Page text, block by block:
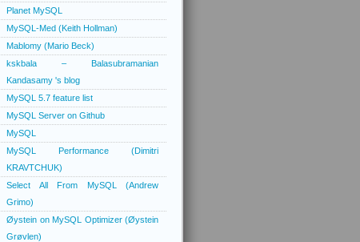
Planet MySQL
MySQL-Med (Keith Hollman)
Mablomy (Mario Beck)
kskbala – Balasubramanian
Kandasamy 's blog
MySQL 5.7 feature list
MySQL Server on Github
MySQL
MySQL Performance (Dimitri
KRAVTCHUK)
Select All From MySQL (Andrew
Grimo)
Øystein on MySQL Optimizer (Øystein
Grøvlen)